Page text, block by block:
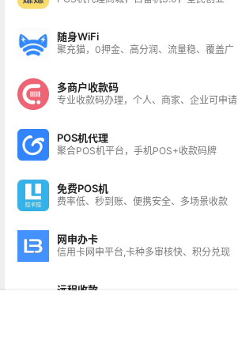
随身WiFi
聚充猫，0押金、高分润、流量稳、覆盖广
多商户收款码
专业收款码办理，个人、商家、企业可申请
POS机代理
聚合POS机平台，手机POS+收款码牌
免费POS机
费率低、秒到账、便携安全、多场景收款
网申办卡
信用卡网申平台,卡种多审核快、积分兑现
远程收款